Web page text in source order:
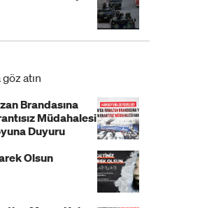
atın
Brandasına
Müdahalesi
Duyuru
Olsun